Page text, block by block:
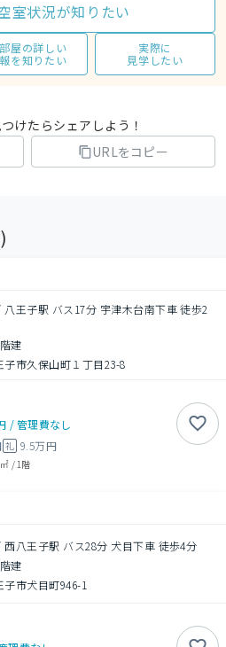
室状況が知りたい
屋の詳しい
を知りたい
実際に
見学したい
けたらシェアしよう！
URLをコピー
王子駅 バス17分 宇津木台南下車 徒歩2
建
子市久保山町１丁目23-8
/管理費なし
礼 9.5万円
/ 1階
西八王子駅 バス28分 犬目下車 徒歩4分
建
子市犬目町946-1